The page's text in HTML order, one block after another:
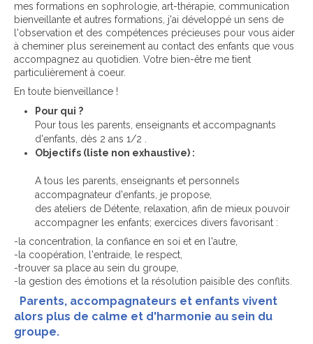
mes formations en sophrologie, art-thérapie, communication
bienveillante et autres formations, j'ai développé un sens de
l'observation et des compétences précieuses pour vous aider
à cheminer plus sereinement au contact des enfants que vous
accompagnez au quotidien. Votre bien-être me tient
particulièrement à coeur.
En toute bienveillance !
Pour qui ?
Pour tous les parents, enseignants et accompagnants
d'enfants, dès 2 ans 1/2 .
Objectifs (liste non exhaustive) :
A tous les parents, enseignants et personnels
accompagnateur d'enfants, je propose,
des ateliers de Détente, relaxation, afin de mieux pouvoir
accompagner les enfants; exercices divers favorisant :
-la concentration, la confiance en soi et en l'autre,
-la coopération, l'entraide, le respect,
-trouver sa place au sein du groupe,
-la gestion des émotions et la résolution paisible des conflits.
Parents, accompagnateurs et enfants vivent
alors plus de calme et d'harmonie au sein du
groupe.